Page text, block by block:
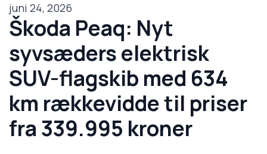
juni 24, 2026
Škoda Peaq: Nyt
syvsæders elektrisk
SUV-flagskib med 634
km rækkevidde til priser
fra 339.995 kroner